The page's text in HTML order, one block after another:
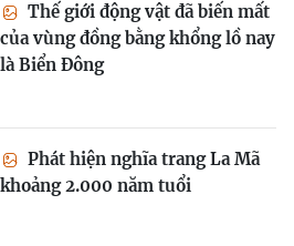
Thế giới động vật đã biến mất
của vùng đồng bằng khổng lồ nay
là Biển Đông
Phát hiện nghĩa trang La Mã
khoảng 2.000 năm tuổi